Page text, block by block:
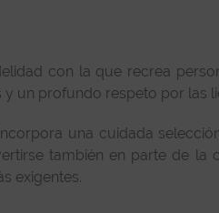
con la que recrea
un profundo respeto por las
una cuidada
también en parte de la
exigentes.